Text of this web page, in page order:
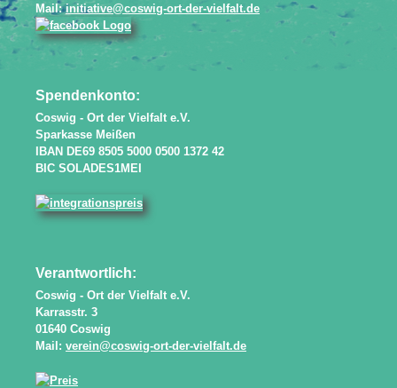
Mail:initiative@coswig-ort-der-vielfalt.de
Spendenkonto:
Coswig - Ort der Vielfalt e.V.
Sparkasse Meißen
IBAN DE69 8505 5000 0500 1372 42
BIC SOLADES1MEI
Verantwortlich:
Coswig - Ort der Vielfalt e.V.
Karrasstr. 3
01640 Coswig
Mail: verein@coswig-ort-der-vielfalt.de